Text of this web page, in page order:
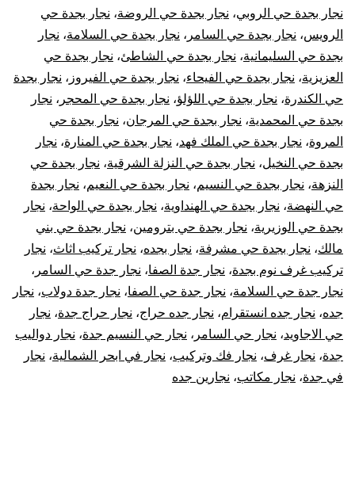
نجار بجدة حي الروبي، نجار بجدة حي الروضة، نجار بجدة حي
الرويس، نجار بجدة حي السامر ، نجار بجدة حي السلامة، نجار
بجدة حي السليمانية، نجار بجدة حي الشاطئ، نجار بجدة حي
العزيزية، نجار بجدة حي الفيحاء، نجار بجدة حي الفيروز ، نجار بجدة
حي الكندرة، نجار بجدة حي اللؤلؤ، نجار بجدة حي المحجر ، نجار
بجدة حي المحمدية، نجار بجدة حي المرجان، نجار بجدة حي
المروة، نجار بجدة حي الملك فهد، نجار بجدة حي المنارة، نجار
بجدة حي النخيل، نجار بجدة حي النزلة الشرقية، نجار بجدة حي
النزهة، نجار بجدة حي النسيم، نجار بجدة حي النعيم، نجار بجدة
حي النهضة، نجار بجدة حي الهنداوية، نجار بجدة حي الواحة، نجار
بجدة حي الوزيرية، نجار بجدة حي بترومين، نجار بجدة حي بني
مالك، نجار بجدة حي مشرفة، نجار بجده، نجار تركيب اثاث، نجار
تركيب غرف نوم بجدة، نجار جدة الصفا، نجار جدة حي السامر ،
نجار جدة حي السلامة، نجار جدة حي الصفا، نجار جدة دولاب، نجار
جده، نجار جده انستقرام، نجار جده حراج، نجار حراج جدة، نجار
حي الاجاويد، نجار حي السامر ، نجار حي النسيم جدة، نجار دواليب
جدة، نجار غرف، نجار فك وتركيب، نجار في ابحر الشمالية، نجار
في جدة، نجار مكاتب، نجارين جده